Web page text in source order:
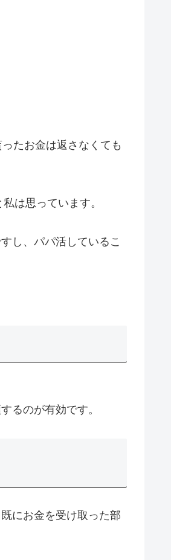
たお金は返さなくても
は思っています。
し、パパ活しているこ
るのが有効です。
にお金を受け取った部